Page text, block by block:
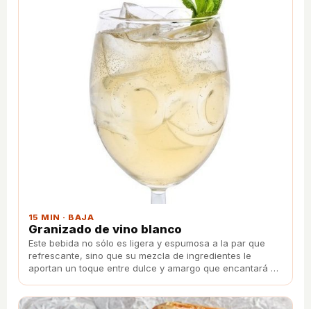
15 MIN · BAJA
Granizado de vino blanco
Este bebida no sólo es ligera y espumosa a la par que
refrescante, sino que su mezcla de ingredientes le
aportan un toque entre dulce y amargo que encantará a